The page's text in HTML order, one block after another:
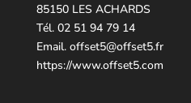
85150 LES ACHARDS
Tél. 02 51 94 79 14
Email. offset5@offset5.fr
https://www.offset5.com